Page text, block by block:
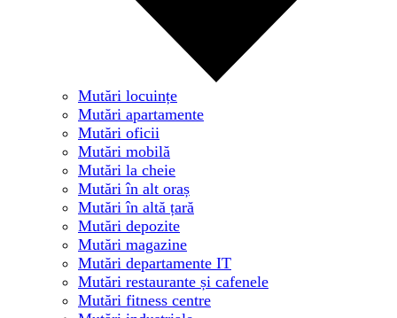
Mutări locuințe
Mutări apartamente
Mutări oficii
Mutări mobilă
Mutări la cheie
Mutări în alt oraș
Mutări în altă țară
Mutări depozite
Mutări magazine
Mutări departamente IT
Mutări restaurante și cafenele
Mutări fitness centre